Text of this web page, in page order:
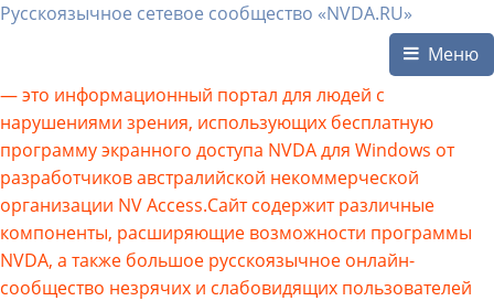
Русскоязычное сетевое сообщество «NVDA.RU»
Меню
— это информационный портал для людей с
нарушениями зрения, использующих бесплатную
программу экранного доступа NVDA для Windows от
разработчиков австралийской некоммерческой
организации NV Access.Сайт содержит различные
компоненты, расширяющие возможности программы
NVDA, а также большое русскоязычное онлайн-
сообщество незрячих и слабовидящих пользователей